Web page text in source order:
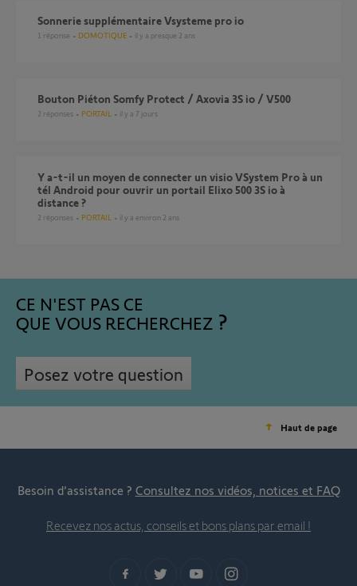
Sonnerie supplémentaire Vsysteme pro io
1 réponse DOMOTIQUE il y a presque 2 ans
Bouton Piéton Somfy Protect / Axovia 3S io / V500
2 réponses PORTAIL il y a 7 jours
Y a-t-il un moyen de connecter un visio VSystem Pro à un
tél Android pour ouvrir un portail Elixo 500 3S io à
distance ?
2 réponses PORTAIL il y a environ 2 ans
CE N'EST PAS CE
QUE VOUS RECHERCHEZ
Posez votre question
Haut de page
Besoin d’assistance ? Consultez nos vidéos, notices et FAQ
Recevez nos actus, conseils et bons plans par email !